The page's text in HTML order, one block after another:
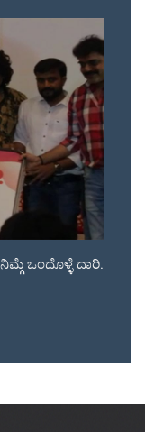
ಒಂದೊಳ್ಳೆ ದಾರಿ.